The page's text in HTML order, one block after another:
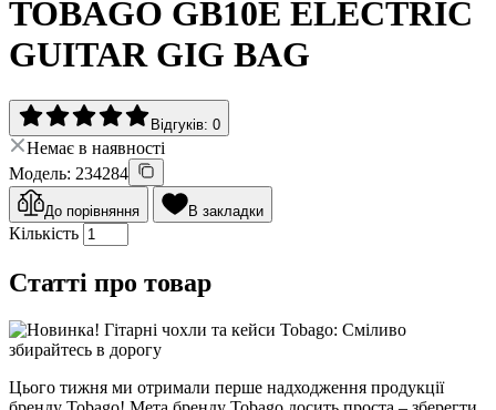
TOBAGO GB10E ELECTRIC
GUITAR GIG BAG
Відгуків: 0
Немає в наявності
Модель: 234284
До порівняння В закладки
Кількість
Статті про товар
Цього тижня ми отримали перше надходження продукції